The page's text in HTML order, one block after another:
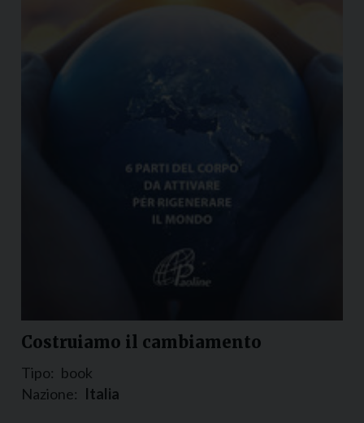
Costruiamo il cambiamento
Tipo: book
Nazione: Italia